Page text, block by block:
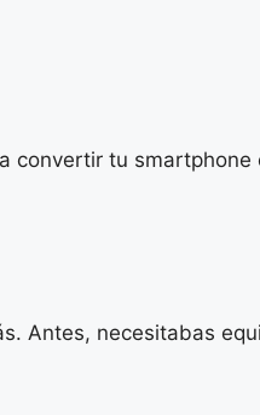
convertir tu smartphone
Antes, necesitabas